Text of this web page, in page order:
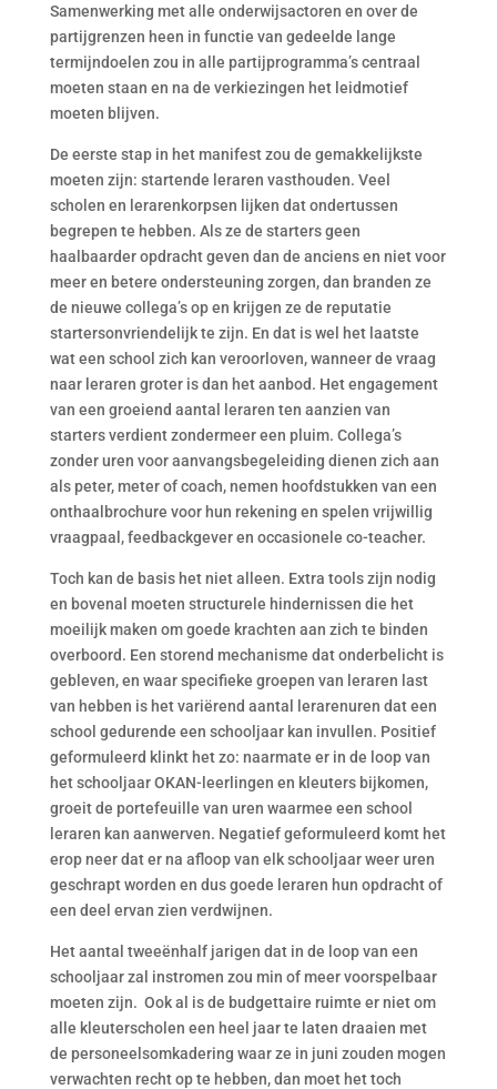
Samenwerking met alle onderwijsactoren en over de
partijgrenzen heen in functie van gedeelde lange
termijndoelen zou in alle partijprogramma’s centraal
moeten staan en na de verkiezingen het leidmotief
moeten blijven.
De eerste stap in het manifest zou de gemakkelijkste
moeten zijn: startende leraren vasthouden. Veel
scholen en lerarenkorpsen lijken dat ondertussen
begrepen te hebben. Als ze de starters geen
haalbaarder opdracht geven dan de anciens en niet voor
meer en betere ondersteuning zorgen, dan branden ze
de nieuwe collega’s op en krijgen ze de reputatie
startersonvriendelijk te zijn. En dat is wel het laatste
wat een school zich kan veroorloven, wanneer de vraag
naar leraren groter is dan het aanbod. Het engagement
van een groeiend aantal leraren ten aanzien van
starters verdient zondermeer een pluim. Collega’s
zonder uren voor aanvangsbegeleiding dienen zich aan
als peter, meter of coach, nemen hoofdstukken van een
onthaalbrochure voor hun rekening en spelen vrijwillig
vraagpaal, feedbackgever en occasionele co-teacher.
Toch kan de basis het niet alleen. Extra tools zijn nodig
en bovenal moeten structurele hindernissen die het
moeilijk maken om goede krachten aan zich te binden
overboord. Een storend mechanisme dat onderbelicht is
gebleven, en waar specifieke groepen van leraren last
van hebben is het variërend aantal lerarenuren dat een
school gedurende een schooljaar kan invullen. Positief
geformuleerd klinkt het zo: naarmate er in de loop van
het schooljaar OKAN-leerlingen en kleuters bijkomen,
groeit de portefeuille van uren waarmee een school
leraren kan aanwerven. Negatief geformuleerd komt het
erop neer dat er na afloop van elk schooljaar weer uren
geschrapt worden en dus goede leraren hun opdracht of
een deel ervan zien verdwijnen.
Het aantal tweeënhalf jarigen dat in de loop van een
schooljaar zal instromen zou min of meer voorspelbaar
moeten zijn. Ook al is de budgettaire ruimte er niet om
alle kleuterscholen een heel jaar te laten draaien met
de personeelsomkadering waar ze in juni zouden mogen
verwachten recht op te hebben, dan moet het toch